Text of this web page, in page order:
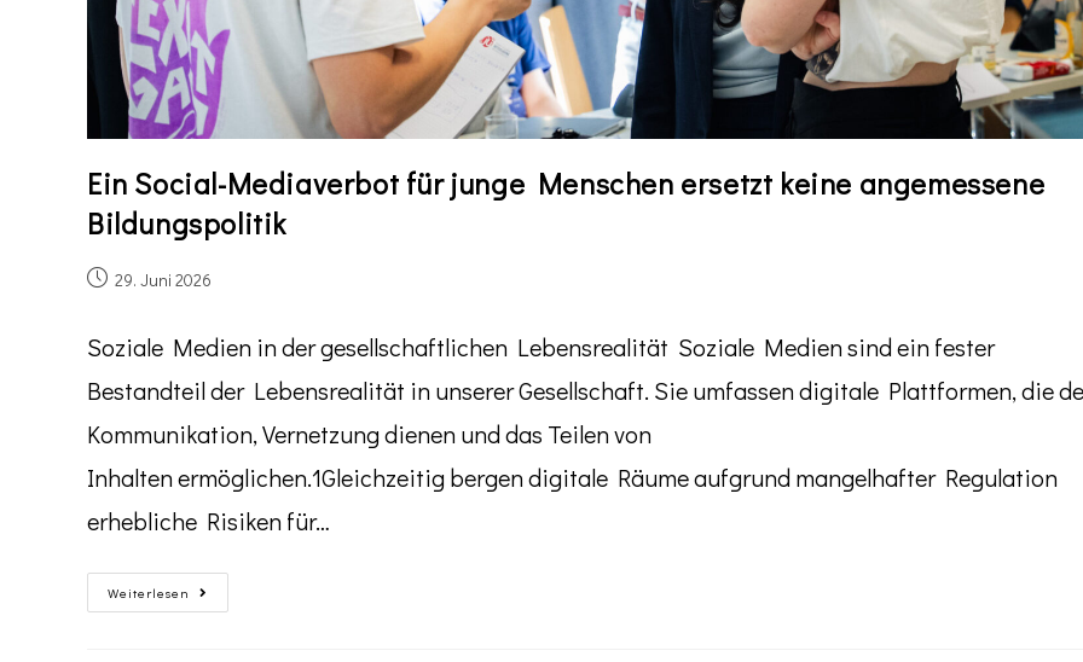
​Ein Social-Mediaverbot für junge Menschen ersetzt ​keine angemessene
Bildungspolitik
29. Juni 2026
​​Soziale Medien in der gesellschaftlichen Lebensrealität ​Soziale Medien sind ein fester
Bestandteil der Lebensrealität in unserer Gesellschaft. Sie umfassen digitale Plattformen, die
Kommunikation, Vernetzung dienen und das Teilen von
Inhalten ermöglichen.1Gleichzeitig bergen digitale Räume aufgrund mangelhafter Regulation
erhebliche Risiken für…
Weiterlesen